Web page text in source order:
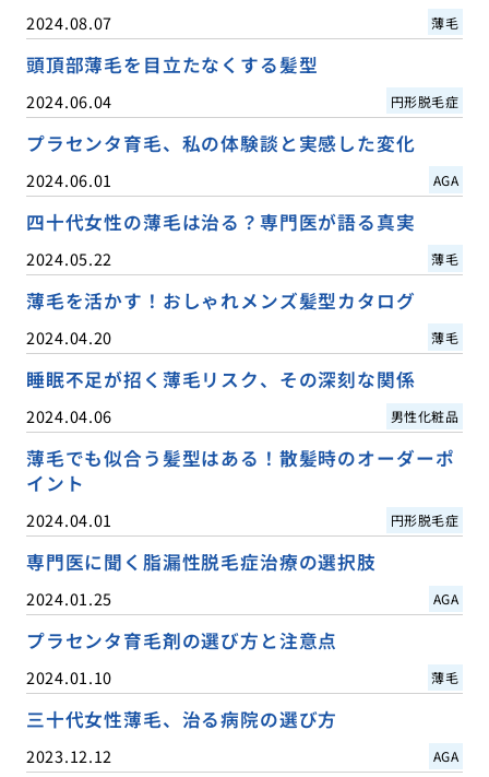
2024.08.07 薄毛
頭頂部薄毛を目立たなくする髪型
2024.06.04 円形脱毛症
プラセンタ育毛、私の体験談と実感した変化
2024.06.01 AGA
四十代女性の薄毛は治る？専門医が語る真実
2024.05.22 薄毛
薄毛を活かす！おしゃれメンズ髪型カタログ
2024.04.20 薄毛
睡眠不足が招く薄毛リスク、その深刻な関係
2024.04.06 男性化粧品
薄毛でも似合う髪型はある！散髪時のオーダーポ
イント
2024.04.01 円形脱毛症
専門医に聞く脂漏性脱毛症治療の選択肢
2024.01.25 AGA
プラセンタ育毛剤の選び方と注意点
2024.01.10 薄毛
三十代女性薄毛、治る病院の選び方
2023.12.12 AGA